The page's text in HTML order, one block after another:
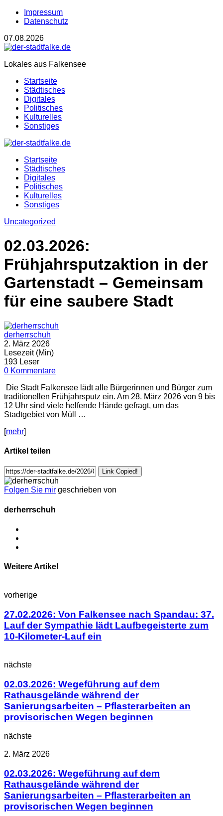
Impressum
Datenschutz
07.08.2026
Lokales aus Falkensee
Startseite
Städtisches
Digitales
Politisches
Kulturelles
Sonstiges
Startseite
Städtisches
Digitales
Politisches
Kulturelles
Sonstiges
Uncategorized
02.03.2026:
Frühjahrsputzaktion in der
Gartenstadt – Gemeinsam
für eine saubere Stadt
derherrschuh
2. März 2026
Lesezeit (Min)
193 Leser
0 Kommentare
Die Stadt Falkensee lädt alle Bürgerinnen und Bürger zum
traditionellen Frühjahrsputz ein. Am 28. März 2026 von 9 bis
12 Uhr sind viele helfende Hände gefragt, um das
Stadtgebiet von Müll …
[mehr]
Artikel teilen
Link Copied!
Folgen Sie mir geschrieben von
derherrschuh
Weitere Artikel
vorherige
27.02.2026: Von Falkensee nach Spandau: 37.
Lauf der Sympathie lädt Laufbegeisterte zum
10-Kilometer-Lauf ein
nächste
02.03.2026: Wegeführung auf dem
Rathausgelände während der
Sanierungsarbeiten – Pflasterarbeiten an
provisorischen Wegen beginnen
nächste
2. März 2026
02.03.2026: Wegeführung auf dem
Rathausgelände während der
Sanierungsarbeiten – Pflasterarbeiten an
provisorischen Wegen beginnen